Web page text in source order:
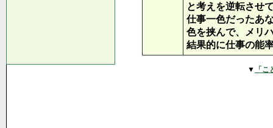
と考えを逆転させ
仕事一色だったあ
色を挟んで、メリ
結果的に仕事の能
▼ 「